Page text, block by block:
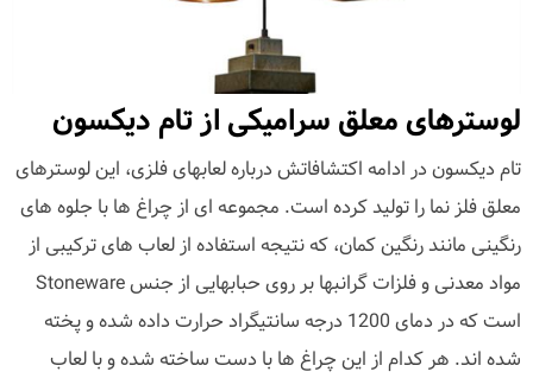
لوسترهای معلق سرامیکی از تام دیکسون
تام دیکسون در ادامه اکتشافاتش درباره لعابهای فلزی، این لوسترهای
معلق فلز نما را تولید کرده است. مجموعه ای از چراغ ها با جلوه های
رنگینی مانند رنگین کمان، که نتیجه استفاده از لعاب های ترکیبی از
مواد معدنی و فلزات گرانبها بر روی حبابهایی از جنس Stoneware
است که در دمای 1200 درجه سانتیگراد حرارت داده شده و پخته
شده اند. هر کدام از این چراغ ها با دست ساخته شده و با لعاب